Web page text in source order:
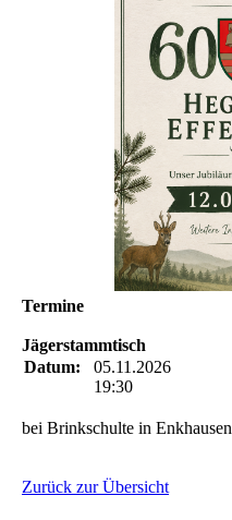
Termine
Jägerstammtisch
Datum:
05.11.2026
19:30
bei Brinkschulte in Enkhausen
Zurück zur Übersicht